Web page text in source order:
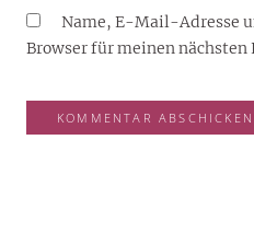
Name, E-Mail-Adresse
Browser für meinen